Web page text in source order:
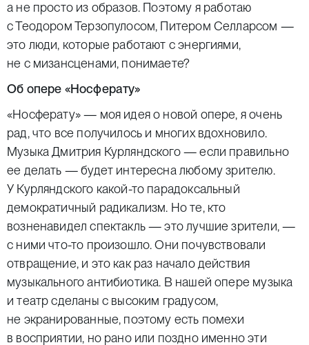
а не просто из образов. Поэтому я работаю
с Теодором Терзопулосом, Питером Селларсом —
это люди, которые работают с энергиями,
не с мизансценами, понимаете?
Об опере «Носферату»
«Носферату» — моя идея о новой опере, я очень
рад, что все получилось и многих вдохновило.
Музыка Дмитрия Курляндского — если правильно
ее делать — будет интересна любому зрителю.
У Курляндского какой-то парадоксальный
демократичный радикализм. Но те, кто
возненавидел спектакль — это лучшие зрители, —
с ними что-то произошло. Они почувствовали
отвращение, и это как раз начало действия
музыкального антибиотика. В нашей опере музыка
и театр сделаны с высоким градусом,
не экранированные, поэтому есть помехи
в восприятии, но рано или поздно именно эти